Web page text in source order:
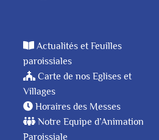
Actualités et Feuilles
paroissiales
Carte de nos Eglises et
Villages
Horaires des Messes
Notre Equipe d’Animation
Paroissiale